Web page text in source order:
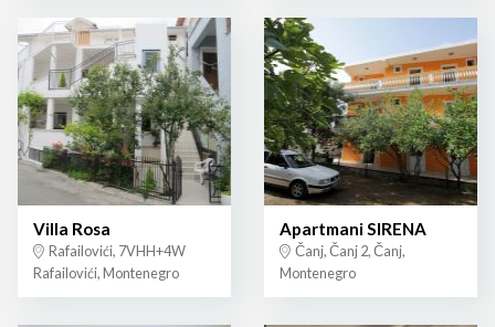
Villa Rosa
Rafailovići, 7VHH+4W
Rafailovići, Montenegro
Apartmani SIRENA
Čanj, Čanj 2, Čanj,
Montenegro